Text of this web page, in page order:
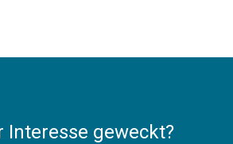
Interesse geweckt?